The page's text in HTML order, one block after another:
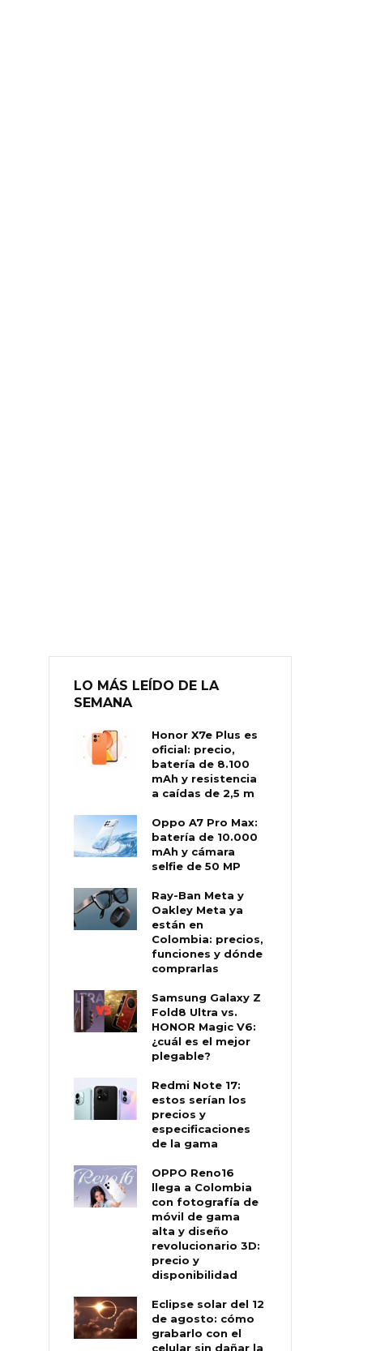
LO MÁS LEÍDO DE LA
SEMANA
Honor X7e Plus es
oficial: precio,
batería de 8.100
mAh y resistencia
a caídas de 2,5 m
Oppo A7 Pro Max:
batería de 10.000
mAh y cámara
selfie de 50 MP
Ray-Ban Meta y
Oakley Meta ya
están en
Colombia: precios,
funciones y dónde
comprarlas
Samsung Galaxy Z
Fold8 Ultra vs.
HONOR Magic V6:
¿cuál es el mejor
plegable?
Redmi Note 17:
estos serían los
precios y
especificaciones
de la gama
OPPO Reno16
llega a Colombia
con fotografía de
móvil de gama
alta y diseño
revolucionario 3D:
precio y
disponibilidad
Eclipse solar del 12
de agosto: cómo
grabarlo con el
celular sin dañar la